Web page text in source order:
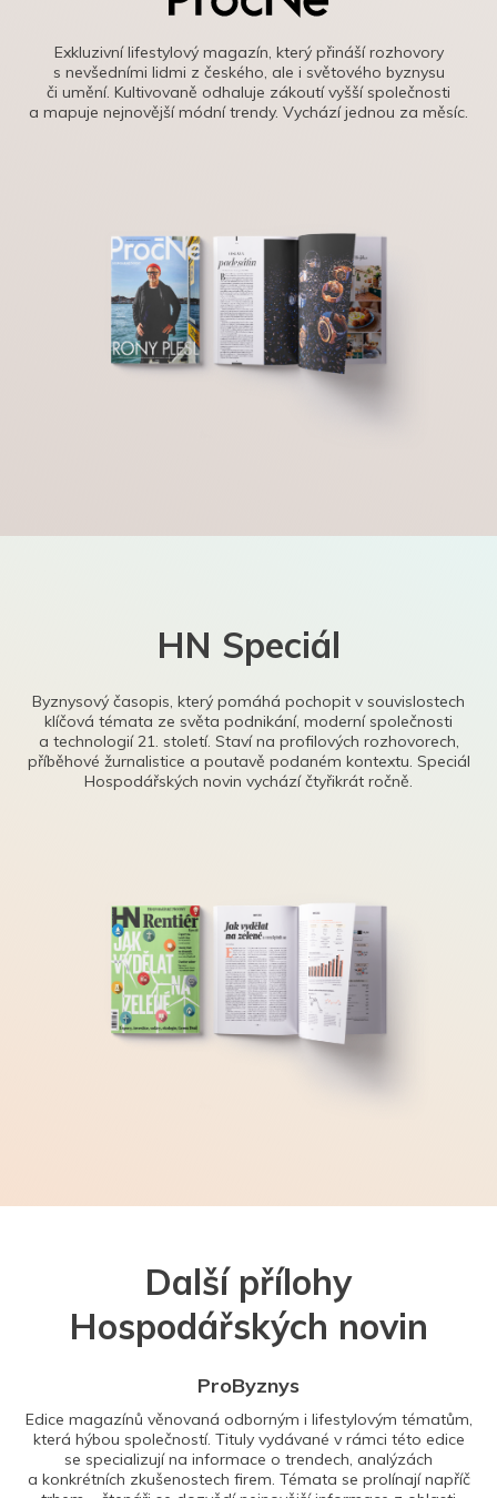
Exkluzivní lifestylový magazín, který přináší rozhovory
s nevšedními lidmi z českého, ale i světového byznysu
či umění. Kultivovaně odhaluje zákoutí vyšší společnosti
a mapuje nejnovější módní trendy. Vychází jednou za měsíc.
HN Speciál
Byznysový časopis, který pomáhá pochopit v souvislostech
klíčová témata ze světa podnikání, moderní společnosti
a technologií 21. století. Staví na profilových rozhovorech,
příběhové žurnalistice a poutavě podaném kontextu. Speciál
Hospodářských novin vychází čtyřikrát ročně.
Další přílohy
Hospodářských novin
ProByznys
Edice magazínů věnovaná odborným i lifestylovým tématům,
která hýbou společností. Tituly vydávané v rámci této edice
se specializují na informace o trendech, analýzách
a konkrétních zkušenostech firem. Témata se prolínají napříč